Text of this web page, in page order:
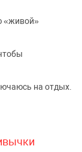
«живой»
на отдых.